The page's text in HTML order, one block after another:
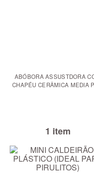
ABÓBORA ASSUSTDORA
CHAPÉU CERÂMICA MEDIA
1 item